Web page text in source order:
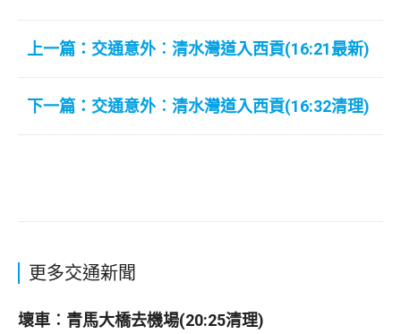
上一篇：交通意外︰清水灣道入西貢(16:21最新)
下一篇：交通意外︰清水灣道入西貢(16:32清理)
更多交通新聞
壞車︰青馬大橋去機場(20:25清理)